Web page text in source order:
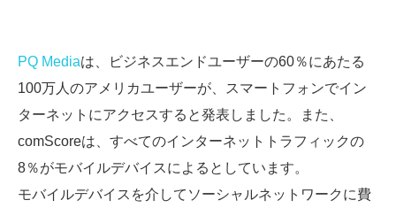
PQ Mediaは、ビジネスエンドユーザーの60％にあたる
100万人のアメリカユーザーが、スマートフォンでイン
ターネットにアクセスすると発表しました。また、
comScoreは、すべてのインターネットトラフィックの
8％がモバイルデバイスによるとしています。
モバイルデバイスを介してソーシャルネットワークに費